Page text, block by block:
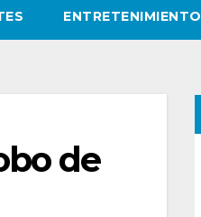
ENTRETENIMIENTO
de